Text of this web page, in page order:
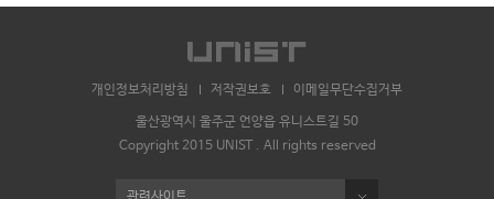
개인정보처리방침 저작권보호 이메일무단수집거부
울산광역시 울주군 언양읍 유니스트길 50
Copyright 2015 UNIST . All rights reserved